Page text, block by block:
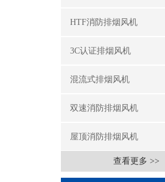
HTF消防排烟风机
3C认证排烟风机
混流式排烟风机
双速消防排烟风机
屋顶消防排烟风机
查看更多 >>